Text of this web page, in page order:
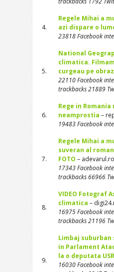
4.
Regele Mihai a
azi dispare o
23818 Facebook
5.
National
climatica.
curgeau pe
22110 Facebook
trackbacks 21889
6.
Rege in Romania
neamprostia –
19483 Facebook
7.
Regele Mihai a
suveran al
FOTO – adevarul.ro
17343 Facebook
trackbacks 66966
8.
VIDEO Fotograf
climatica –
16975 Facebook
trackbacks 21196
9.
Limbaj
in Parlament
la o deputata USR
16030 Facebook